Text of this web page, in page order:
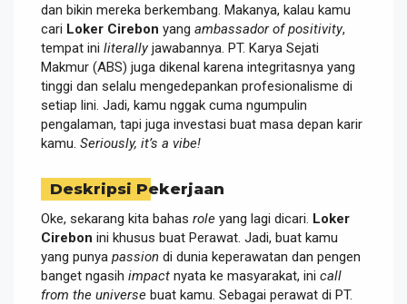
dan bikin mereka berkembang. Makanya, kalau kamu
cari Loker Cirebon yang ambassador of positivity,
tempat ini literallyjawabannya. PT. Karya Sejati
Makmur (ABS) juga dikenal karena integritasnya yang
tinggi dan selalu mengedepankan profesionalisme di
setiap lini. Jadi, kamu nggak cuma ngumpulin
pengalaman, tapi juga investasi buat masa depan karir
kamu. Seriously, it’s a vibe!
Deskripsi Pekerjaan
Oke, sekarang kita bahas role yang lagi dicari. Loker
Cirebon ini khusus buat Perawat. Jadi, buat kamu
yang punya passion di dunia keperawatan dan pengen
banget ngasih impact nyata ke masyarakat, ini call
from the universe buat kamu. Sebagai perawat di PT.